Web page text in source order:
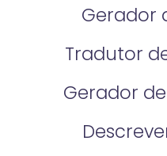
Gerador
Tradutor
Gerador